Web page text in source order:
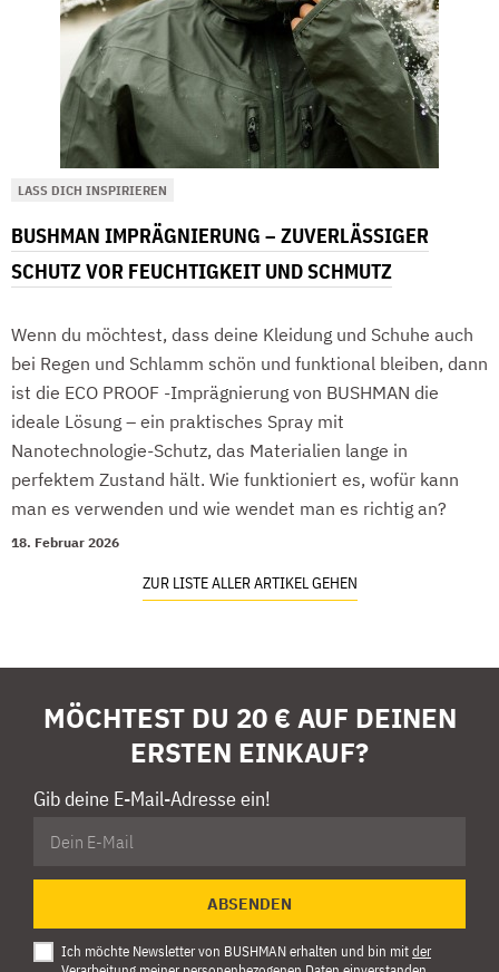
LASS DICH INSPIRIEREN
BUSHMAN IMPRÄGNIERUNG – ZUVERLÄSSIGER
SCHUTZ VOR FEUCHTIGKEIT UND SCHMUTZ
Wenn du möchtest, dass deine Kleidung und Schuhe auch
bei Regen und Schlamm schön und funktional bleiben, dann
ist die ECO PROOF -Imprägnierung von BUSHMAN die
ideale Lösung – ein praktisches Spray mit
Nanotechnologie-Schutz, das Materialien lange in
perfektem Zustand hält. Wie funktioniert es, wofür kann
man es verwenden und wie wendet man es richtig an?
18. Februar 2026
ZUR LISTE ALLER ARTIKEL GEHEN
MÖCHTEST DU 20 € AUF DEINEN
ERSTEN EINKAUF?
Gib deine E-Mail-Adresse ein!
ABSENDEN
Ich möchte Newsletter von BUSHMAN erhalten und bin mitder